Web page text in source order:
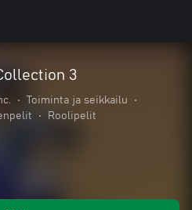
3
• Toiminta ja seikkailu
•
• Roolipelit